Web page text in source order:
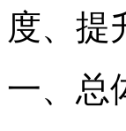
度、提
一、总